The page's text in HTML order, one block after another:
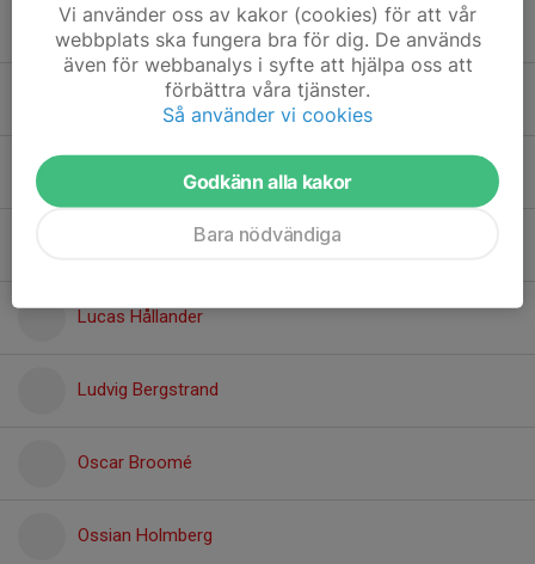
Hampus Eriksson
Jacob Dahlstedt
Leonard Larsson
Lucas Hållander
Ludvig Bergstrand
Oscar Broomé
Ossian Holmberg
Vi använder oss av kakor (cookies) för att vår
webbplats ska fungera bra för dig. De används
även för webbanalys i syfte att hjälpa oss att
förbättra våra tjänster.
Så använder vi cookies
Godkänn alla kakor
Bara nödvändiga